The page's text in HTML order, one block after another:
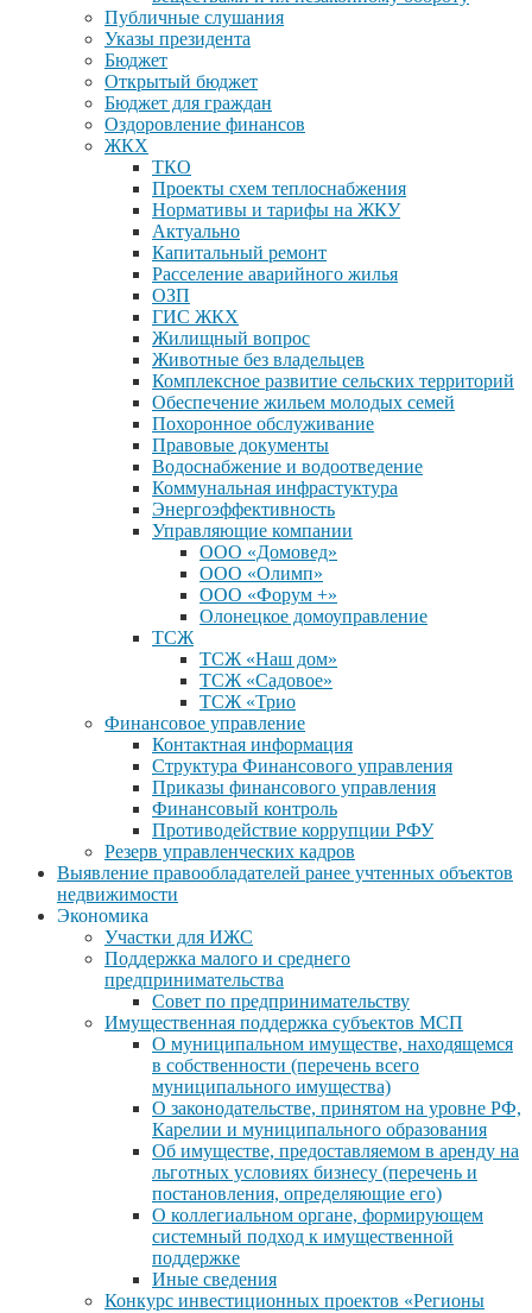
Публичные слушания
Указы президента
Бюджет
Открытый бюджет
Бюджет для граждан
Оздоровление финансов
ЖКХ
ТКО
Проекты схем теплоснабжения
Нормативы и тарифы на ЖКУ
Актуально
Капитальный ремонт
Расселение аварийного жилья
ОЗП
ГИС ЖКХ
Жилищный вопрос
Животные без владельцев
Комплексное развитие сельских территорий
Обеспечение жильем молодых семей
Похоронное обслуживание
Правовые документы
Водоснабжение и водоотведение
Коммунальная инфрастуктура
Энергоэффективность
Управляющие компании
ООО «Домовед»
ООО «Олимп»
ООО «Форум +»
Олонецкое домоуправление
ТСЖ
ТСЖ «Наш дом»
ТСЖ «Садовое»
ТСЖ «Трио
Финансовое управление
Контактная информация
Структура Финансового управления
Приказы финансового управления
Финансовый контроль
Противодействие коррупции РФУ
Резерв управленческих кадров
Выявление правообладателей ранее учтенных объектов
недвижимости
Экономика
Участки для ИЖС
Поддержка малого и среднего
предпринимательства
Совет по предпринимательству
Имущественная поддержка субъектов МСП
О муниципальном имуществе, находящемся
в собственности (перечень всего
муниципального имущества)
О законодательстве, принятом на уровне РФ,
Карелии и муниципального образования
Об имуществе, предоставляемом в аренду на
льготных условиях бизнесу (перечень и
постановления, определяющие его)
О коллегиальном органе, формирующем
системный подход к имущественной
поддержке
Иные сведения
Конкурс инвестиционных проектов «Регионы